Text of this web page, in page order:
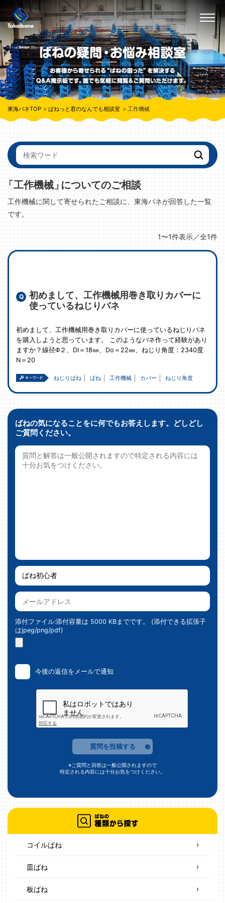
東海バネTOP ばねっと君のなんでも相談室 工作機械
「工作機械」についてのご相談
工作機械に関して寄せられたご相談に、東海バネが回答した一覧
です。
1〜1件表示／全1件
初めまして、工作機械用巻き取りカバーに
使っているねじりバネ
初めまして、工作機械用巻き取りカバーに使っているねじりバネ
を購入しようと思っています。 このようなバネ作って経験があり
ますか？線径Φ２、DI＝18㎜、Do＝22㎜、ねじり角度：2340度
N＝20
ねじりばね ばね 工作機械 カバー ねじり角度
ばねの気になることをに何でもお答えします。どしどし
ご質問ください。
添付ファイル:添付容量は 5000 KBまでです。 (添付できる拡張子
はjpeg/png/pdf)
今後の返信をメールで通知
質問を投稿する
※ご質問と回答は一般公開されますので
特定される内容には十分お気をつけください。
コイルばね
皿ばね
板ばね